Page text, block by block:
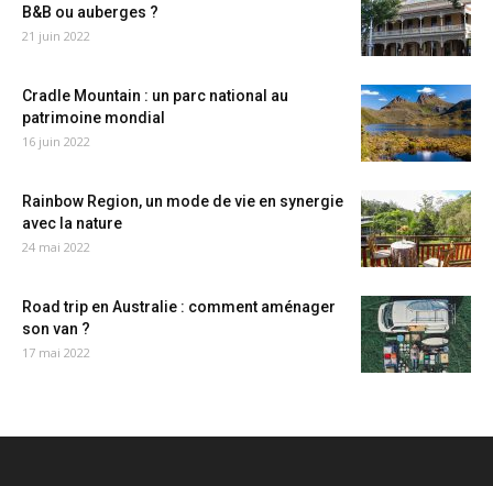
B&B ou auberges ?
21 juin 2022
Cradle Mountain : un parc national au
patrimoine mondial
16 juin 2022
Rainbow Region, un mode de vie en synergie
avec la nature
24 mai 2022
Road trip en Australie : comment aménager
son van ?
17 mai 2022